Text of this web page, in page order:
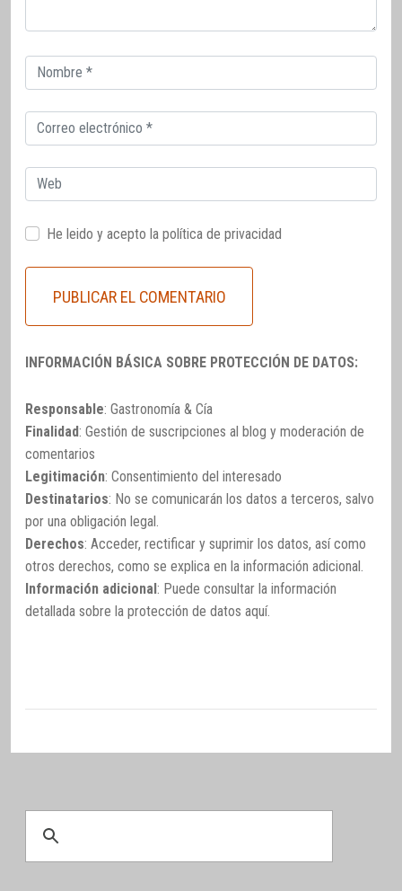
Correo
electrónico
Correo
electrónico
Web
He leido y acepto la política de privacidad
INFORMACIÓN BÁSICA SOBRE PROTECCIÓN DE DATOS:
Responsable: Gastronomía & Cía
Finalidad: Gestión de suscripciones al blog y moderación de
comentarios
Legitimación: Consentimiento del interesado
Destinatarios: No se comunicarán los datos a terceros, salvo
por una obligación legal.
Derechos: Acceder, rectificar y suprimir los datos, así como
otros derechos, como se explica en la información adicional.
Información adicional: Puede consultar la información
detallada sobre la protección de datos aquí.